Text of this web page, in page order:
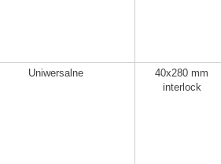
Uniwersalne
40x280 mm
interlock